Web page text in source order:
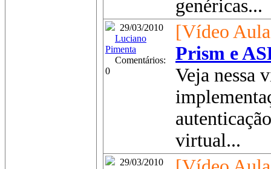
genéricas...
29/03/2010
Luciano
Pimenta
Comentários:
0
[Vídeo
Prism e
Veja nessa
virtual...
29/03/2010